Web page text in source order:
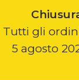
Tutti gli
5 agosto